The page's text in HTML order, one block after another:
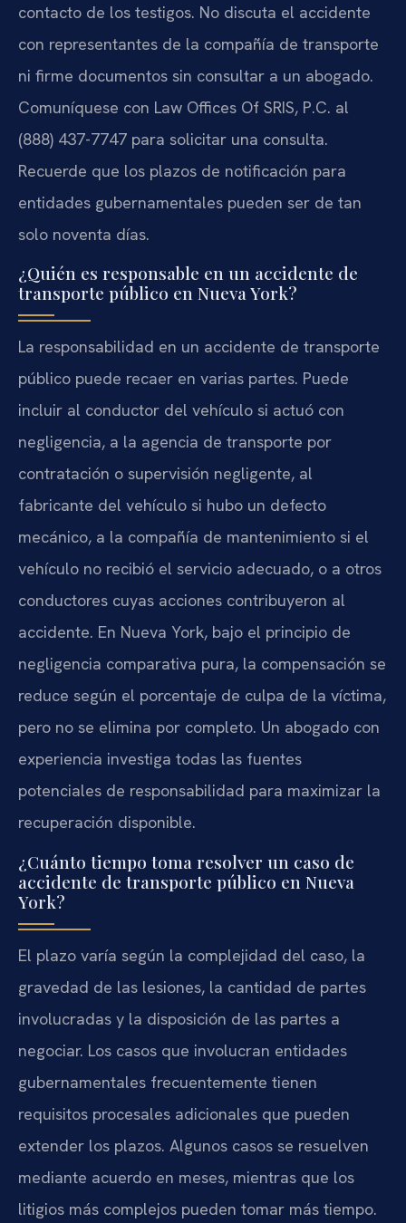
contacto de los testigos. No discuta el accidente
con representantes de la compañía de transporte
ni firme documentos sin consultar a un abogado.
Comuníquese con Law Offices Of SRIS, P.C. al
(888) 437-7747 para solicitar una consulta.
Recuerde que los plazos de notificación para
entidades gubernamentales pueden ser de tan
solo noventa días.
¿Quién es responsable en un accidente de
transporte público en Nueva York?
La responsabilidad en un accidente de transporte
público puede recaer en varias partes. Puede
incluir al conductor del vehículo si actuó con
negligencia, a la agencia de transporte por
contratación o supervisión negligente, al
fabricante del vehículo si hubo un defecto
mecánico, a la compañía de mantenimiento si el
vehículo no recibió el servicio adecuado, o a otros
conductores cuyas acciones contribuyeron al
accidente. En Nueva York, bajo el principio de
negligencia comparativa pura, la compensación se
reduce según el porcentaje de culpa de la víctima,
pero no se elimina por completo. Un abogado con
experiencia investiga todas las fuentes
potenciales de responsabilidad para maximizar la
recuperación disponible.
¿Cuánto tiempo toma resolver un caso de
accidente de transporte público en Nueva
York?
El plazo varía según la complejidad del caso, la
gravedad de las lesiones, la cantidad de partes
involucradas y la disposición de las partes a
negociar. Los casos que involucran entidades
gubernamentales frecuentemente tienen
requisitos procesales adicionales que pueden
extender los plazos. Algunos casos se resuelven
mediante acuerdo en meses, mientras que los
litigios más complejos pueden tomar más tiempo.